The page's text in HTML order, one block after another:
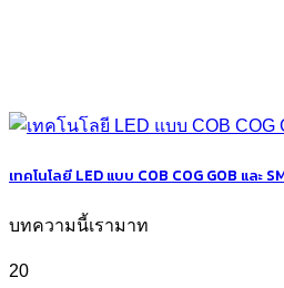
เทคโนโลยี LED แบบ COB COG GOB และ
บทความนี้เรามาท
20